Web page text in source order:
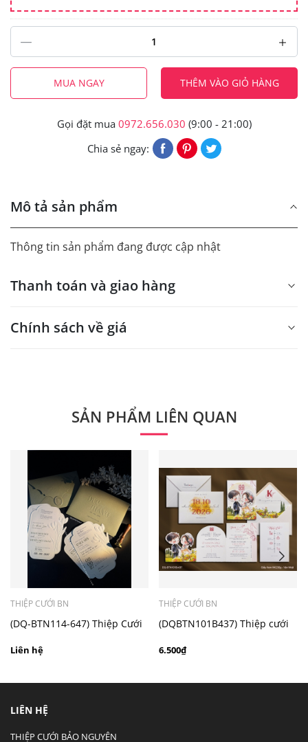
MUA NGAY THÊM VÀO GIỎ HÀNG
Gọi đặt mua 0972.656.030 (9:00 - 21:00)
Chia sẻ ngay:
Mô tả sản phẩm
Thông tin sản phẩm đang được cập nhật
Thanh toán và giao hàng
Chính sách về giá
Quý khách vui lòng liên hệ để có thông tin chính xác.
- Mẫu dưới 3000 giá chưa bao gồm bản đồ, quý khách
có nhu cầu in bản đồ sẽ có mức phí 300 - 500 đồng 1
thiệp tuỳ chất liệu.
SẢN PHẨM LIÊN QUAN
THIỆP CƯỚI BN
(DQ-BTN114-647) Thiệp Cưới
Liên hệ
THIỆP CƯỚI BN
(DQBTN101B437) Thiệp cưới
6.500₫
LIÊN HỆ
THIỆP CƯỚI BẢO NGUYÊN